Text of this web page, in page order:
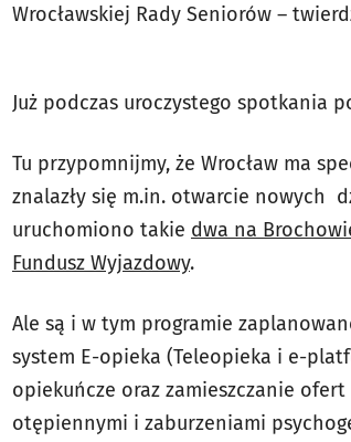
Wrocławskiej Rady Seniorów –
Już podczas uroczystego spotkania
Tu przypomnijmy, że Wrocław ma
znalazły się m.in. otwarcie nowych
uruchomiono takie dwa na
Fundusz Wyjazdowy.
Ale są i w tym programie
system E-opieka (Teleopieka i e-
opiekuńcze oraz zamieszczanie
otępiennymi i zaburzeniami